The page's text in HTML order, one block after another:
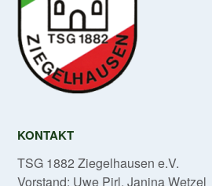
KONTAKT
TSG 1882 Ziegelhausen e.V.
Vorstand: Uwe Pirl, Janina Wetzel